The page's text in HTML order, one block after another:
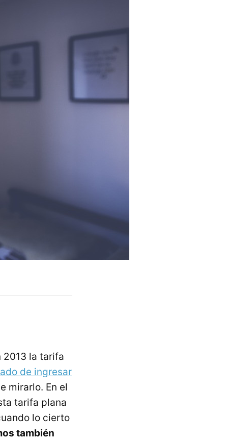
2013 la tarifa
de ingresar
mirarlo. En el
tarifa plana
lo cierto
también